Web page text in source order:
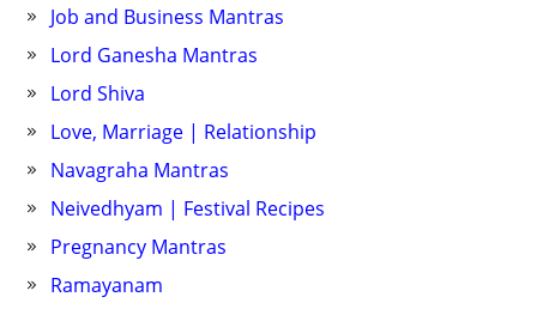
Job and Business Mantras
Lord Ganesha Mantras
Lord Shiva
Love, Marriage | Relationship
Navagraha Mantras
Neivedhyam | Festival Recipes
Pregnancy Mantras
Ramayanam